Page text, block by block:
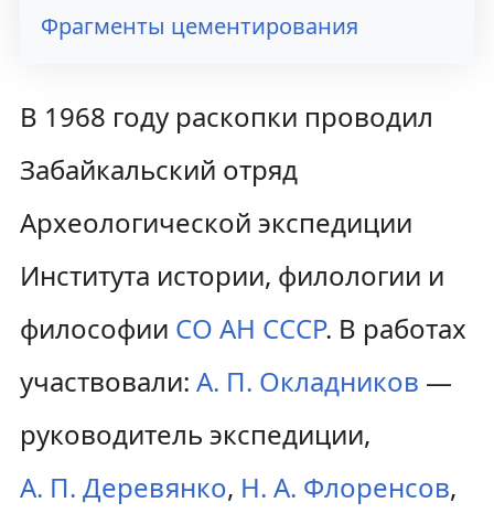
Фрагменты цементирования
В 1968 году раскопки проводил
Забайкальский отряд
Археологической экспедиции
Института истории, филологии и
философии СО АН СССР. В работах
участвовали: А. П. Окладников —
руководитель экспедиции,
А. П. Деревянко, Н. А. Флоренсов,